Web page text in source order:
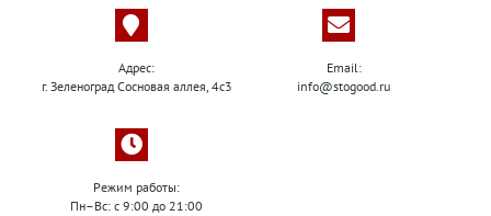
Адрес:
г. Зеленоград Сосновая аллея, 4с3
Email:
info@stogood.ru
Режим работы:
Пн–Вс: с 9:00 до 21:00